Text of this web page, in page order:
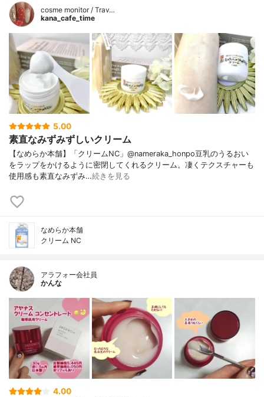
cosme monitor / Trav…
kana_cafe_time
5.00
素直なみずみずしいクリーム
【なめらか本舗】「クリームNC」@nameraka_honpo豆乳のうるおい
をラップをかけるように密閉してくれるクリーム。凄くテクスチャーも
使用感も素直なみずみ…続きを見る
なめらか本舗
クリーム NC
アラフォー会社員
かんな
4.00